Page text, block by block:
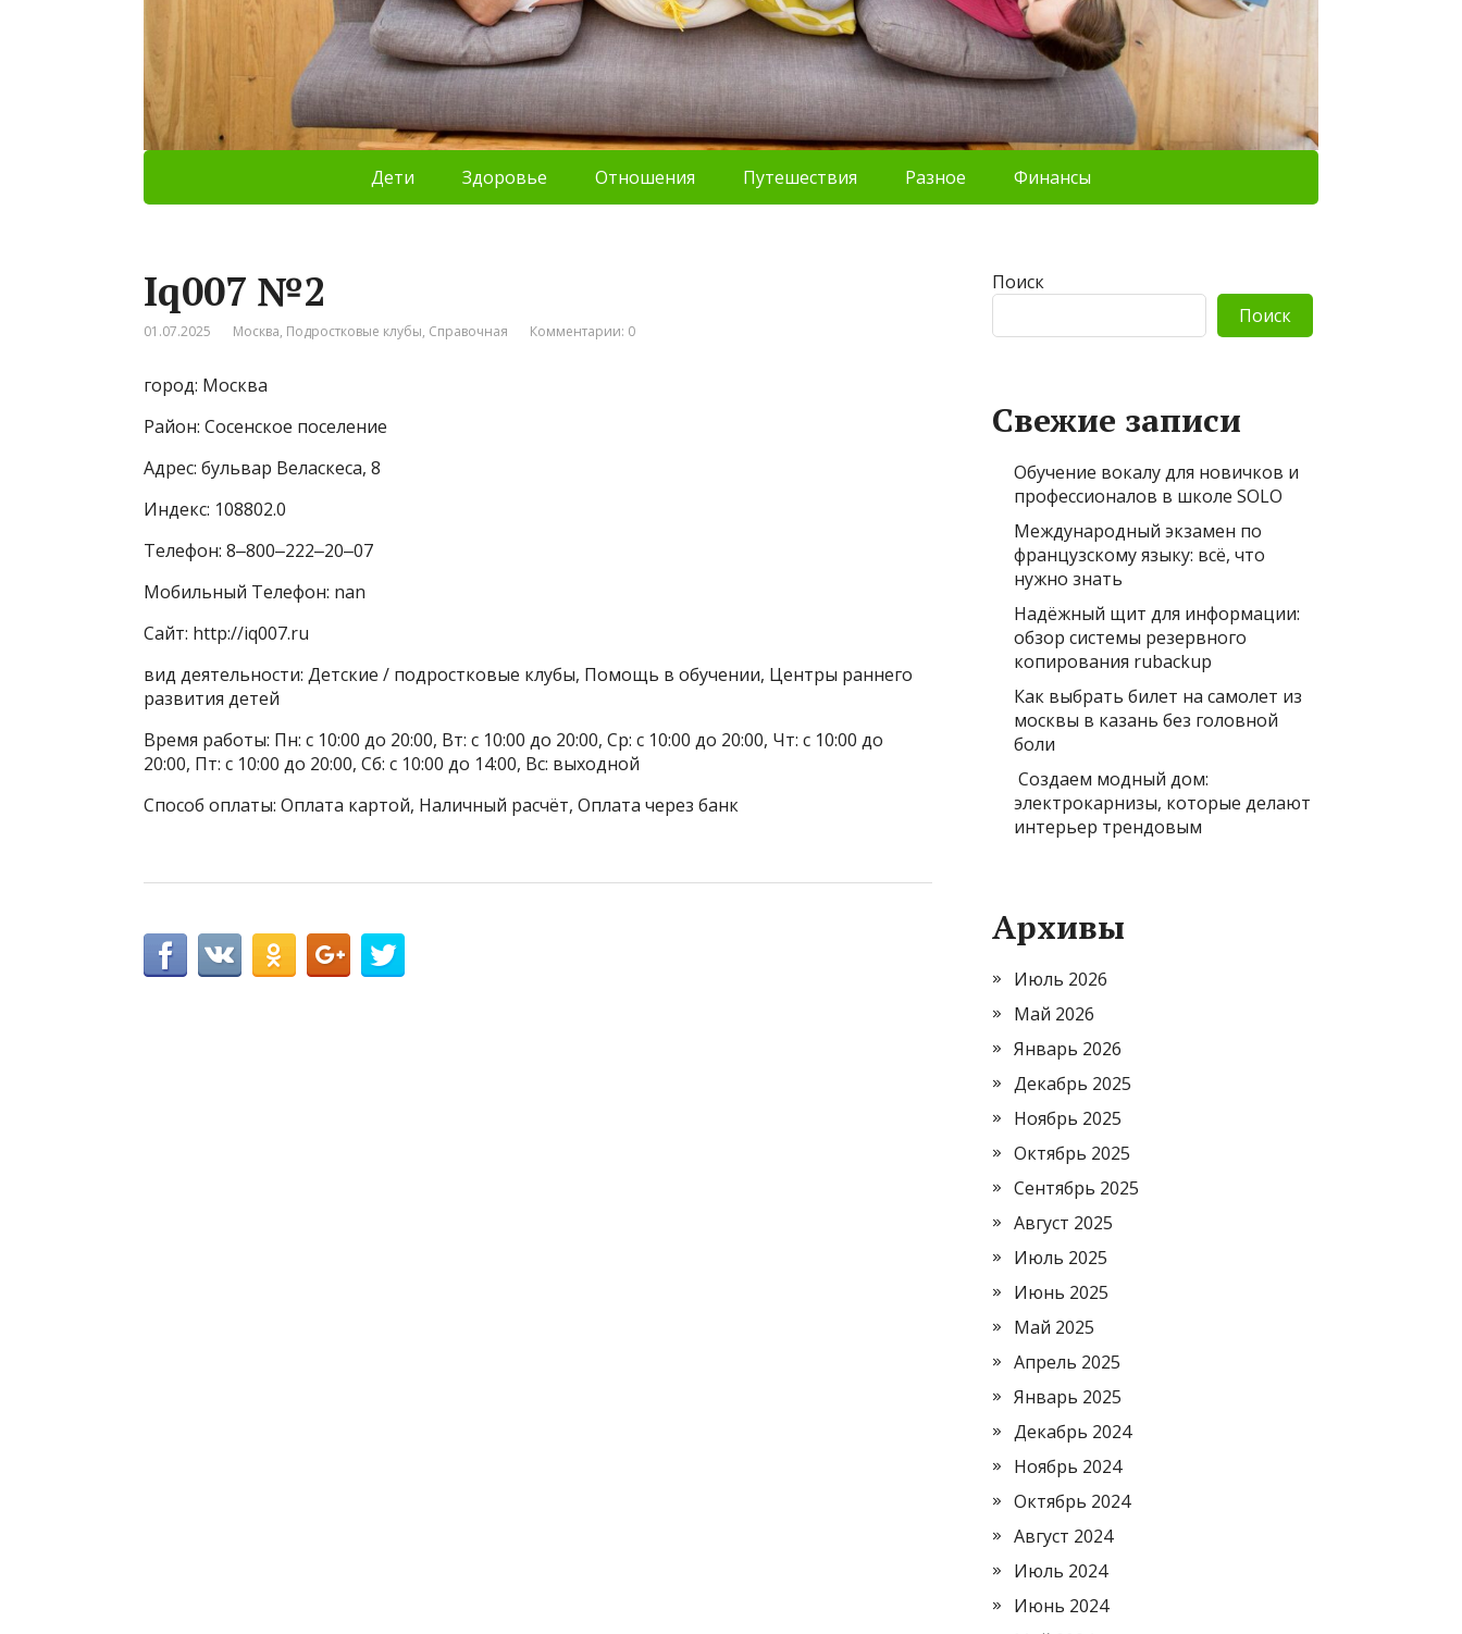
Дети Здоровье Отношения Путешествия Разное Финансы
Iq007 №2
01.07.2025 Москва, Подростковые клубы, Справочная Комментарии: 0
город: Москва
Район: Сосенское поселение
Адрес: бульвар Веласкеса, 8
Индекс: 108802.0
Телефон: 8‒800‒222‒20‒07
Мобильный Телефон: nan
Сайт: http://iq007.ru
вид деятельности: Детские / подростковые клубы, Помощь в обучении, Центры раннего
развития детей
Время работы: Пн: с 10:00 до 20:00, Вт: с 10:00 до 20:00, Ср: с 10:00 до 20:00, Чт: с 10:00 до
20:00, Пт: с 10:00 до 20:00, Сб: с 10:00 до 14:00, Вс: выходной
Способ оплаты: Оплата картой, Наличный расчёт, Оплата через банк
Поиск
Поиск
Свежие записи
Обучение вокалу для новичков и
профессионалов в школе SOLO
Международный экзамен по
французскому языку: всё, что
нужно знать
Надёжный щит для информации:
обзор системы резервного
копирования rubackup
Как выбрать билет на самолет из
москвы в казань без головной
боли
Создаем модный дом:
электрокарнизы, которые делают
интерьер трендовым
Архивы
Июль 2026
Май 2026
Январь 2026
Декабрь 2025
Ноябрь 2025
Октябрь 2025
Сентябрь 2025
Август 2025
Июль 2025
Июнь 2025
Май 2025
Апрель 2025
Январь 2025
Декабрь 2024
Ноябрь 2024
Октябрь 2024
Август 2024
Июль 2024
Июнь 2024